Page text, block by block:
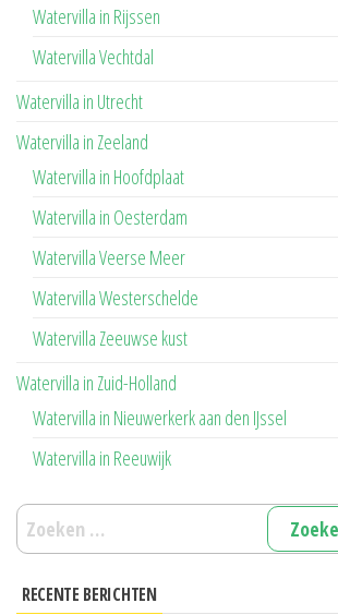
Watervilla in Rijssen
Watervilla Vechtdal
Watervilla in Utrecht
Watervilla in Zeeland
Watervilla in Hoofdplaat
Watervilla in Oesterdam
Watervilla Veerse Meer
Watervilla Westerschelde
Watervilla Zeeuwse kust
Watervilla in Zuid-Holland
Watervilla in Nieuwerkerk aan den IJssel
Watervilla in Reeuwijk
Zoeken
naar:
RECENTE BERICHTEN